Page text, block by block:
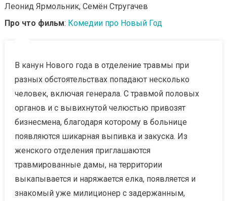
Леонид Ярмольник, Семён Стругачев
Про что фильм: Комедии про Новый Год
В канун Нового года в отделение травмы при
разных обстоятельствах попадают несколько
человек, включая генерала. С травмой половых
органов и с вывихнутой челюстью привозят
бизнесмена, благодаря которому в больнице
появляются шикарная выпивка и закуска. Из
женского отделения приглашаются
травмированные дамы, на территории
выкапывается и наряжается елка, появляется и
знакомый уже милиционер с задержанным,